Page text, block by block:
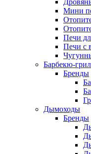
Мини
Печи
Печи с
Барбекю-
Бренды
Дымоходы
Бренды